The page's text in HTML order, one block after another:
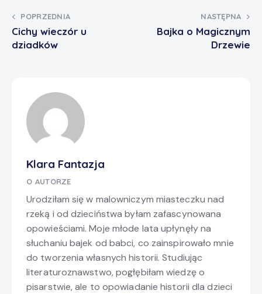
POPRZEDNIA
Cichy wieczór u
dziadków
NASTĘPNA
Bajka o Magicznym
Drzewie
Klara Fantazja
O AUTORZE
Urodziłam się w malowniczym miasteczku nad
rzeką i od dzieciństwa byłam zafascynowana
opowieściami. Moje młode lata upłynęły na
słuchaniu bajek od babci, co zainspirowało mnie
do tworzenia własnych historii. Studiując
literaturoznawstwo, pogłębiłam wiedzę o
pisarstwie, ale to opowiadanie historii dla dzieci